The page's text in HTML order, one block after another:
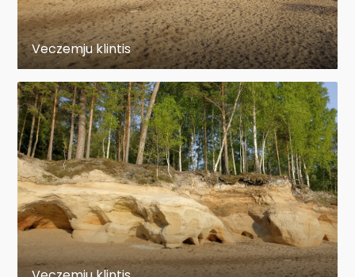
Veczemju klintis